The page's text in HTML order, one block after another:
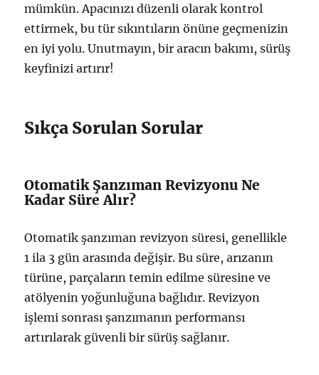
mümkün. Арacınızı düzenli olarak kontrol
ettirmek, bu tür sıkıntıların önüne geçmenizin
en iyi yolu. Unutmayın, bir aracın bakımı, sürüş
keyfinizi artırır!
Sıkça Sorulan Sorular
Otomatik Şanzıman Revizyonu Ne
Kadar Süre Alır?
Otomatik şanzıman revizyon süresi, genellikle
1 ila 3 gün arasında değişir. Bu süre, arızanın
türüne, parçaların temin edilme süresine ve
atölyenin yoğunluğuna bağlıdır. Revizyon
işlemi sonrası şanzımanın performansı
artırılarak güvenli bir sürüş sağlanır.